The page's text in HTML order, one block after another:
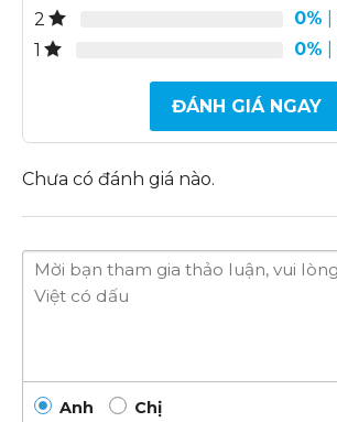
2 0%
1
0%
ĐÁNH GIÁ NGAY
Chưa có đánh giá nào.
Anh Chị